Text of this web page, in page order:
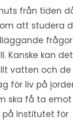
från tiden
att studera
frågor
Kanske kan det
vatten och de
för liv på
ska få ta emot
på Institutet för